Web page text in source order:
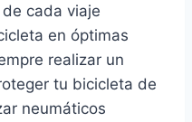
cada viaje
en óptimas
realizar un
tu bicicleta de
neumáticos